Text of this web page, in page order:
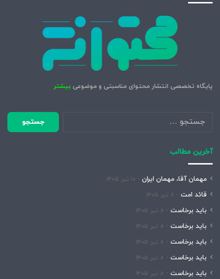
پایگاه تخصصی انتشار محتوای مناسبتی و موضوعی بیشتر
جستجو
برای:
آخرین مطالب
مهمان آقا، مهمان ایران ۱۰ تیر ۱۴۰۵
قائد امت ۸ تیر ۱۴۰۵
باید برخاست ۸ تیر ۱۴۰۵
باید برخاست ۸ تیر ۱۴۰۵
باید برخاست ۸ تیر ۱۴۰۵
باید برخاست ۸ تیر ۱۴۰۵
باید برخاست ۸ تیر ۱۴۰۵